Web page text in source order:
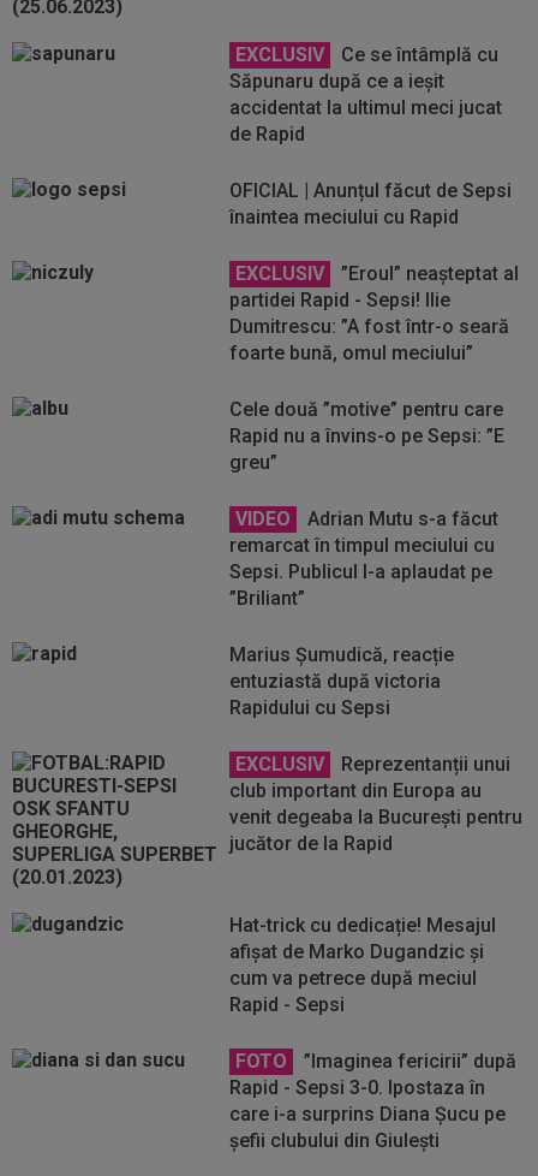
EXCLUSIV
Ce se întâmplă cu
Săpunaru după ce a ieșit
accidentat la ultimul meci jucat
de Rapid
OFICIAL | Anunțul făcut de Sepsi
înaintea meciului cu Rapid
EXCLUSIV
”Eroul” neașteptat al
partidei Rapid - Sepsi! Ilie
Dumitrescu: ”A fost într-o seară
foarte bună, omul meciului”
Cele două ”motive” pentru care
Rapid nu a învins-o pe Sepsi: ”E
greu”
VIDEO
Adrian Mutu s-a făcut
remarcat în timpul meciului cu
Sepsi. Publicul l-a aplaudat pe
”Briliant”
Marius Șumudică, reacție
entuziastă după victoria
Rapidului cu Sepsi
EXCLUSIV
Reprezentanții unui
club important din Europa au
venit degeaba la București pentru
jucător de la Rapid
Hat-trick cu dedicație! Mesajul
afișat de Marko Dugandzic și
cum va petrece după meciul
Rapid - Sepsi
FOTO
”Imaginea fericirii” după
Rapid - Sepsi 3-0. Ipostaza în
care i-a surprins Diana Șucu pe
șefii clubului din Giulești